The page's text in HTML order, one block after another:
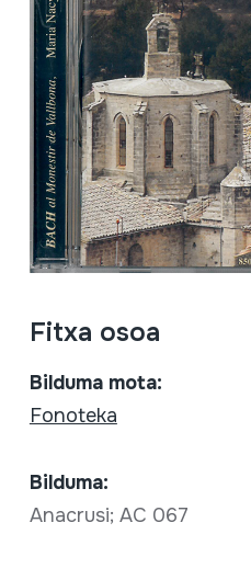
Fitxa osoa
Bilduma mota:
Fonoteka
Bilduma:
Anacrusi; AC 067